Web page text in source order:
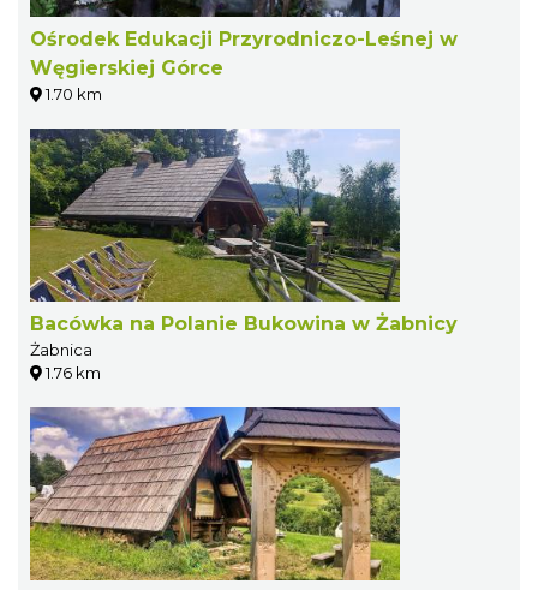
Ośrodek Edukacji Przyrodniczo-Leśnej w
Węgierskiej Górce
1.70 km
Bacówka na Polanie Bukowina w Żabnicy
Żabnica
1.76 km